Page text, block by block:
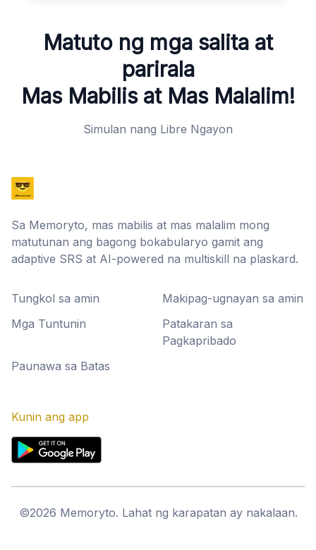
Matuto ng mga salita at
parirala
Mas Mabilis at Mas Malalim!
Simulan nang Libre Ngayon
Sa Memoryto, mas mabilis at mas malalim mong
matutunan ang bagong bokabularyo gamit ang
adaptive SRS at AI-powered na multiskill na plaskard.
Tungkol sa amin
Makipag-ugnayan sa amin
Mga Tuntunin
Patakaran sa
Pagkapribado
Paunawa sa Batas
Kunin ang app
©2026 Memoryto. Lahat ng karapatan ay nakalaan.